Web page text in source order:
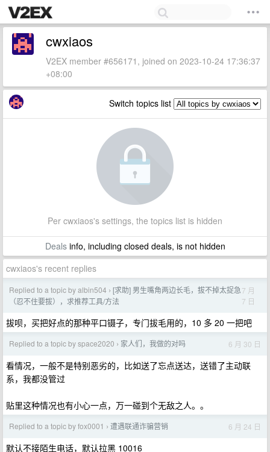
cwxiaos
V2EX member #656171, joined on 2023-10-24 17:36:37
+08:00
Switch topics list
Per cwxiaos's settings, the topics list is hidden
Dealsinfo, including closed deals, is not hidden
cwxiaos's recent replies
Replied to a topic by albin504 › [求助] 男生嘴角两边长毛，拔不掉太捉急
（忍不住要拔），求推荐工具/方法
7 月
7 日
拔呗，买把好点的那种平口镊子，专门拔毛用的，10 多 20 一把吧
Replied to a topic by space2020 › 家人们，我做的对吗 6 月 30 日
看情况，一般不是特别恶劣的，比如送了忘点送达，送错了主动联
系，我都没管过
贴里这种情况也有小心一点，万一碰到个无敌之人。。
Replied to a topic by fox0001 › 遭遇联通诈骗营销 6 月 24 日
默认不接陌生电话，默认拉黑 10016